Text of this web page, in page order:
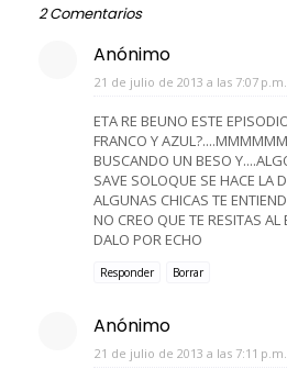
2 Comentarios
Anónimo
21 de julio de 2013 a las 7:07 p.m.
ETA RE BEUNO ESTE
FRANCO Y
BUSCANDO UN BESO
SAVE SOLOQUE SE HACE LA
ALGUNAS CHICAS TE
NO CREO QUE TE RESITAS
DALO POR ECHO
Responder Borrar
Anónimo
21 de julio de 2013 a las 7:11 p.m.